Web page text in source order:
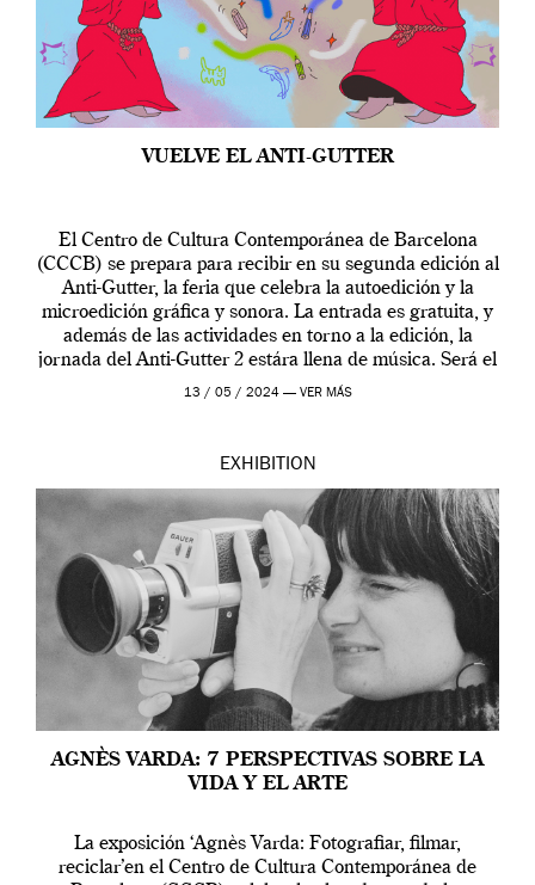
VUELVE EL ANTI-GUTTER
El Centro de Cultura Contemporánea de Barcelona
(CCCB) se prepara para recibir en su segunda edición al
Anti-Gutter, la feria que celebra la autoedición y la
microedición gráfica y sonora. La entrada es gratuita, y
además de las actividades en torno a la edición, la
jornada del Anti-Gutter 2 estára llena de música. Será el
[…]
13 / 05 / 2024 — VER MÁS
EXHIBITION
AGNÈS VARDA: 7 PERSPECTIVAS SOBRE LA
VIDA Y EL ARTE
La exposición ‘Agnès Varda: Fotografiar, filmar,
reciclar’en el Centro de Cultura Contemporánea de